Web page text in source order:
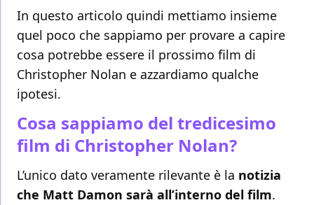
In questo articolo quindi mettiamo insieme
quel poco che sappiamo per provare a capire
cosa potrebbe essere il prossimo film di
Christopher Nolan e azzardiamo qualche
ipotesi.
Cosa sappiamo del tredicesimo
film di Christopher Nolan?
L’unico dato veramente rilevante è la notizia
che Matt Damon sarà all’interno del film.